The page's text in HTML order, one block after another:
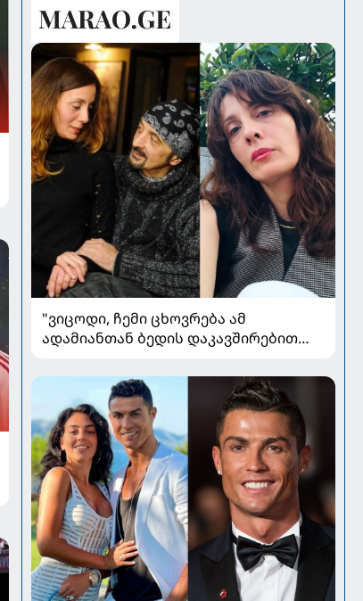
"ვიცოდი, ჩემი ცხოვრება ამ
ადამიანთან ბედის დაკავშირებით
ჟვანია დატო ევგენიძესთან
ქორწინებასა და ოჯახზე